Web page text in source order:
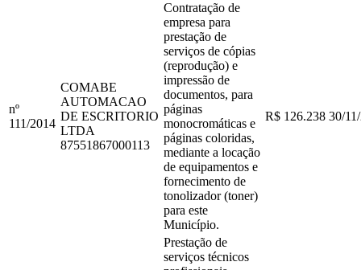
nº
111/2014
COMABE
AUTOMACAO
DE ESCRITORIO
LTDA
87551867000113
Contratação de
empresa para
prestação de
serviços de cópias
(reprodução) e
impressão de
documentos, para
páginas
monocromáticas e
páginas coloridas,
mediante a locação
de equipamentos e
fornecimento de
tonolizador (toner)
para este
Município.
R$ 126.238 30/
Prestação de
serviços técnicos